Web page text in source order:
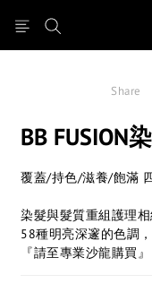
Share
BB FUSION
覆蓋/持色/滋養/飽滿
染髮與髮質重組護理
58種明亮深邃的色調
『請至專業沙龍購買』